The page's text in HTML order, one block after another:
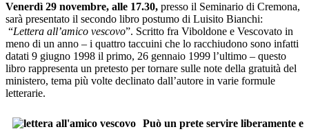
Venerdì 29 novembre, alle 17.30, presso il Seminario di Cremona,
sarà presentato il secondo libro postumo di Luisito Bianchi:
“Lettera all’amico vescovo”. Scritto fra Viboldone e Vescovato in
meno di un anno – i quattro taccuini che lo racchiudono sono infatti
datati 9 giugno 1998 il primo, 26 gennaio 1999 l’ultimo – questo
libro rappresenta un pretesto per tornare sulle note della gratuità del
ministero, tema più volte declinato dall’autore in varie formule
letterarie.
Può un prete servire liberamente e